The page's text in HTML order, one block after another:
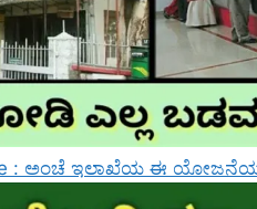
: ಅಂಚೆ ಇಲಾಖೆಯ ಈ ಯೋಜನೆಯಡಿ